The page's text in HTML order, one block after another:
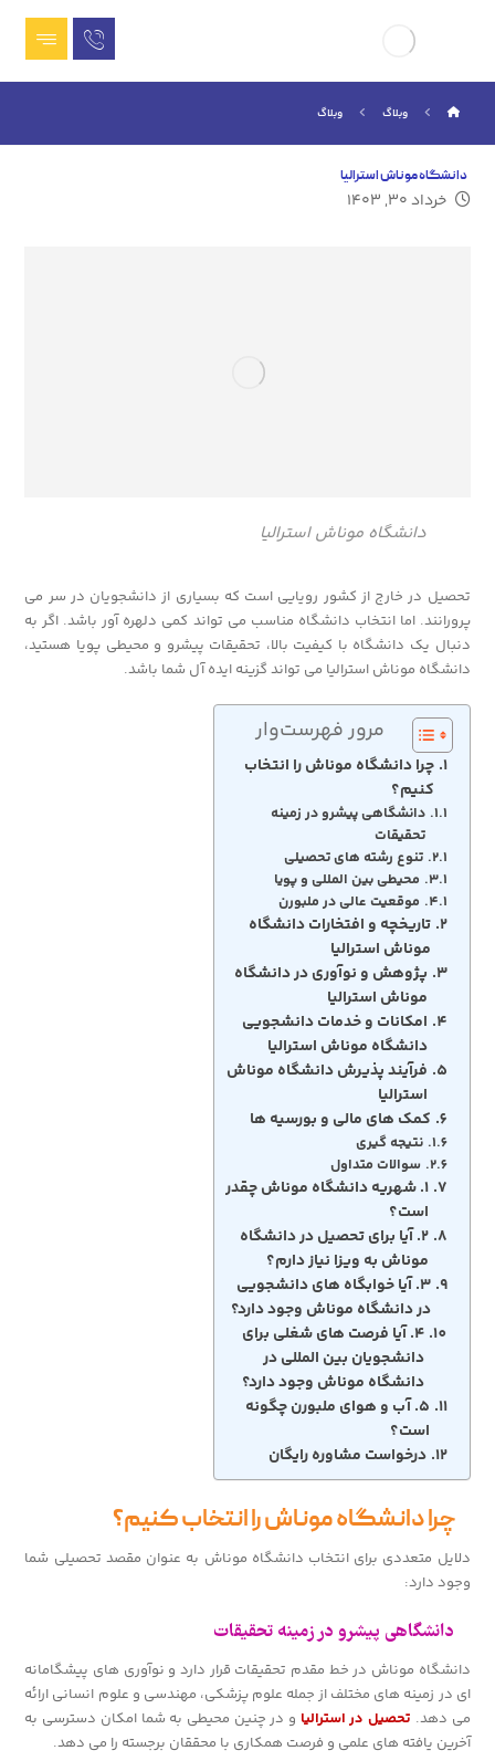
وبلاگ وبلاگ
دانشگاه موناش استرالیا
خرداد ۳۰, ۱۴۰۳
دانشگاه موناش استرالیا
تحصیل در خارج از کشور رویایی است که بسیاری از دانشجویان در سر می
پرورانند. اما انتخاب دانشگاه مناسب می تواند کمی دلهره آور باشد. اگر به
دنبال یک دانشگاه با کیفیت بالا، تحقیقات پیشرو و محیطی پویا هستید،
دانشگاه موناش استرالیا می تواند گزینه ایده آل شما باشد.
مرور فهرست‌وار
چرا دانشگاه موناش را انتخاب
کنیم؟
دانشگاهی پیشرو در زمینه
تحقیقات
تنوع رشته های تحصیلی
محیطی بین المللی و پویا
موقعیت عالی در ملبورن
تاریخچه و افتخارات دانشگاه
موناش استرالیا
پژوهش و نوآوری در دانشگاه
موناش استرالیا
امکانات و خدمات دانشجویی
دانشگاه موناش استرالیا
فرآیند پذیرش دانشگاه موناش
استرالیا
کمک های مالی و بورسیه ها
نتیجه گیری
سوالات متداول
۱. شهریه دانشگاه موناش چقدر
است؟
۲. آیا برای تحصیل در دانشگاه
موناش به ویزا نیاز دارم؟
۳. آیا خوابگاه های دانشجویی
در دانشگاه موناش وجود دارد؟
۴. آیا فرصت های شغلی برای
دانشجویان بین المللی در
دانشگاه موناش وجود دارد؟
۵. آب و هوای ملبورن چگونه
است؟
درخواست مشاوره رایگان
چرا دانشگاه موناش را انتخاب کنیم؟
دلایل متعددی برای انتخاب دانشگاه موناش به عنوان مقصد تحصیلی شما
وجود دارد:
دانشگاهی پیشرو در زمینه تحقیقات
دانشگاه موناش در خط مقدم تحقیقات قرار دارد و نوآوری های پیشگامانه
ای در زمینه های مختلف از جمله علوم پزشکی، مهندسی و علوم انسانی ارائه
می دهد. تحصیل در استرالیا و در چنین محیطی به شما امکان دسترسی به
آخرین یافته های علمی و فرصت همکاری با محققان برجسته را می دهد.